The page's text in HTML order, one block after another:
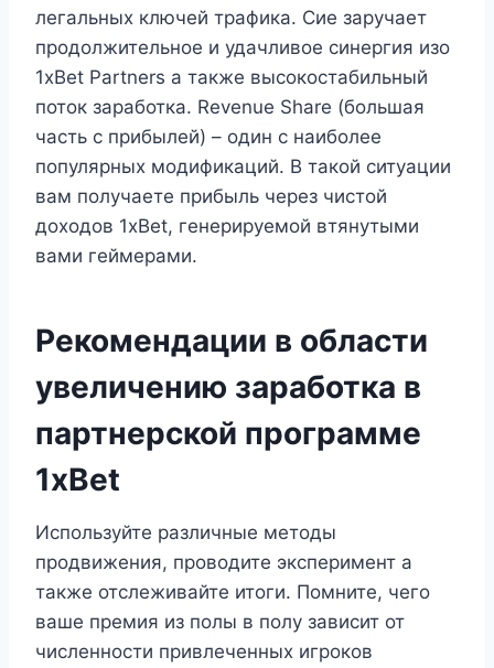
легальных ключей трафика. Сие заручает
продолжительное и удачливое синергия изо
1xBet Partners а также высокостабильный
поток заработка. Revenue Share (большая
часть с прибылей) – один с наиболее
популярных модификаций. В такой ситуации
вам получаете прибыль через чистой
доходов 1xBet, генерируемой втянутыми
вами геймерами.
Рекомендации в области
увеличению заработка в
партнерской программе
1xBet
Используйте различные методы
продвижения, проводите эксперимент а
также отслеживайте итоги. Помните, чего
ваше премия из полы в полу зависит от
численности привлеченных игроков